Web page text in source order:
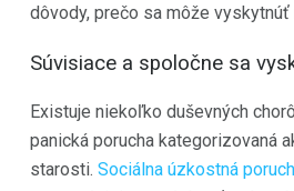
dôvody, prečo sa môže vyskytnúť
Súvisiace a spoločne sa
Existuje niekoľko duševných
panická porucha kategorizovaná
starosti. Sociálna úzkostná